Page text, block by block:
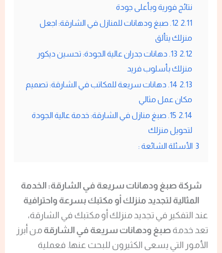
نتائج فورية وبأعلى جودة
2.11
12. صبغ ودهانات للمنازل في الشارقة: اجعل
منزلك يتألق
2.12
13. دهانات جدران عالية الجودة: تحسين ديكور
منزلك بأسلوب فريد
2.13
14. دهانات سريعة للمكاتب في الشارقة: تصميم
مكان عمل مثالي
2.14
15. صبغ منازل في الشارقة: خدمة عالية الجودة
لتحويل منزلك
3 الأسئلة الشائعة :
شركة صبغ ودهانات سريعة في الشارقة: الخدمة
المثالية لتجديد منزلك أو مكتبك بسرعة واحترافية
عند التفكير في تجديد منزلك أو مكتبك في الشارقة،
تعد خدمةصبغ ودهانات سريعة في الشارقةمن أبرز
الأمور التي يسعى الكثيرون للبحث عنها. فعملية